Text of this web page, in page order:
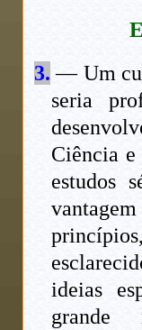
3. — Um
seria
Ciência
estudos
ideias
grande